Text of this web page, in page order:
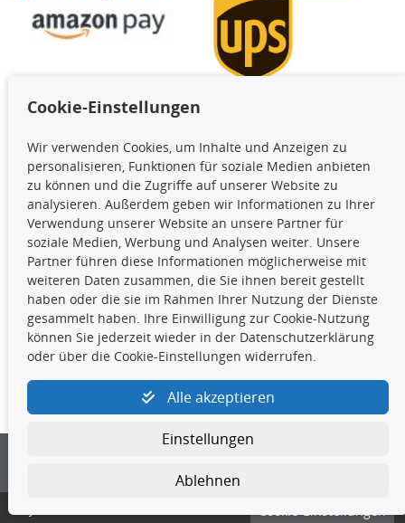
Die hier angezeigten Daten,
insbesondere die gesamte Datenbank,
dürfen nicht kopiert werden. Es ist zu
unterlassen, die Daten oder die gesamte Datenbank ohne
vorherige Zustimmung TecDocs zu vervielfältigen, zu
verbreiten und/oder diese Handlungen durch Dritte ausführen
zu lassen. Ein Zuwiderhandeln stellt eine
Urheberrechtsverletzung dar und wird verfolgt.
Kontakt
4yourcar GmbH | Avidesweg 1 | 27386 Hemsbünde |
kundenservice@4yourcar.de
Cookie-Einstellungen
Cookie-Einstellungen
Wir verwenden Cookies, um Inhalte und Anzeigen zu
personalisieren, Funktionen für soziale Medien anbieten
zu können und die Zugriffe auf unserer Website zu
analysieren. Außerdem geben wir Informationen zu Ihrer
Verwendung unserer Website an unsere Partner für
soziale Medien, Werbung und Analysen weiter. Unsere
Partner führen diese Informationen möglicherweise mit
weiteren Daten zusammen, die Sie ihnen bereit gestellt
haben oder die sie im Rahmen Ihrer Nutzung der Dienste
gesammelt haben. Ihre Einwilligung zur Cookie-Nutzung
können Sie jederzeit wieder in der Datenschutzerklärung
oder über die Cookie-Einstellungen widerrufen.
Alle akzeptieren
Einstellungen
Ablehnen